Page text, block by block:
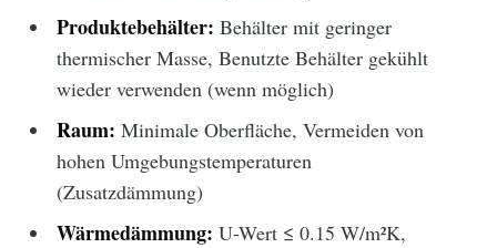
Produktebehälter: Behälter mit geringer
thermischer Masse, Benutzte Behälter gekühlt
wieder verwenden (wenn möglich)
Raum: Minimale Oberfläche, Vermeiden von
hohen Umgebungstemperaturen
(Zusatzdämmung)
Wärmedämmung: U-Wert ≤ 0.15 W/m²K,